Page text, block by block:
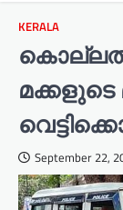
KERALA
മക്കളുടെ
September 22,